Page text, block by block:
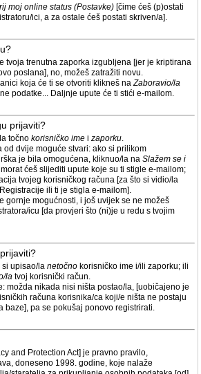
moj online status (Postavke) [čime ćeš (p)ostati
ici, a za ostale ćeš postati skriven/a].
tvoja trenutna zaporka izgubljena [jer je kriptirana
poslana], no, možeš zatražiti novu.
koja će ti se otvoriti klikneš naZaboravio/la
podatke... Daljnje upute će ti stići e-mailom.
prijaviti?
točno korisničko ime i zaporku.
dvije moguće stvari: ako si prilikom
je bila omogućena, kliknuo/la na Slažem se i
morat ćeš slijediti upute koje su ti stigle e-mailom;
tvojeg korisničkog računa [za što si vidio/la
ili ti je stigla e-mailom].
gornje mogućnosti, i još uvijek se ne možeš
icu [da provjeri što (ni)je u redu s tvojim
si upisao/la netočno korisničko ime i/ili zaporku; ili
la tvoj korisnički račun.
možda nikada nisi ništa postao/la, [uobičajeno je
računa korisnika/ca koji/e ništa ne postaju
baze], pa se pokušaj ponovo registrirati.
and Protection Act] je pravno pravilo,
doneseno 1998. godine, koje nalaže